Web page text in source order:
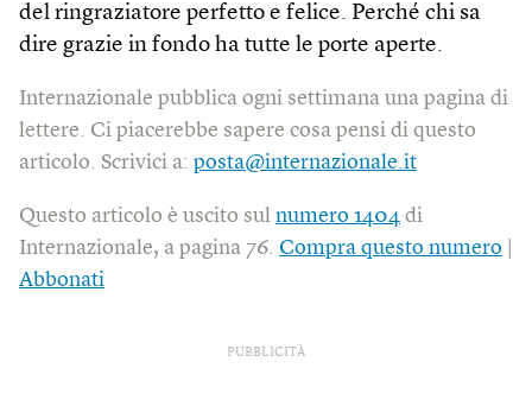
del ringraziatore perfetto e felice. Perché chi sa
dire grazie in fondo ha tutte le porte aperte.
Internazionale pubblica ogni settimana una pagina di
lettere. Ci piacerebbe sapere cosa pensi di questo
articolo. Scrivici a: posta@internazionale.it
Questo articolo è uscito sul numero 1404 di
Internazionale, a pagina 76. Compra questo numero
Abbonati
PUBBLICITÀ